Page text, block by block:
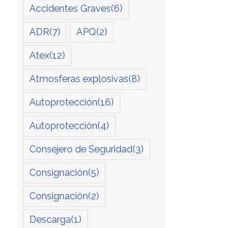
Accidentes Graves(6)
ADR(7) APQ(2)
Atex(12)
Atmosferas explosivas(8)
Autoprotección(16)
Autoprotección(4)
Consejero de Seguridad(3)
Consignación(5)
Consignación(2)
Descarga(1)